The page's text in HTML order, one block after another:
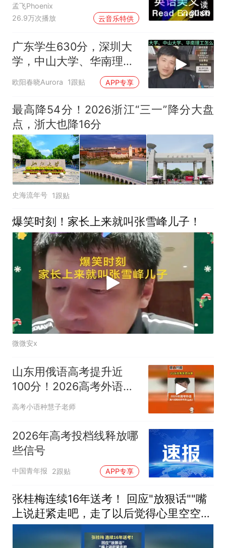
过
孟飞Phoenix
26.9万次播放
云音乐特供
00:00
广东学生630分，深圳大
学，中山大学、华南理工
怎么选！
欧阳春晓Aurora 1跟贴 APP专享
最高降54分！2026浙江“三一”降分大盘
点，浙大也降16分
史海流年号 1跟贴
爆笑时刻！家长上来就叫张雪峰儿子！
微微安x
山东用俄语高考提升近
100分！2026高考外语
121分学生有话说！
高考小语种慧子老师
2026年高考投档线释放哪
些信号
中国青年报 2跟贴 APP专享
张桂梅连续16年送考！ 回应"放狠话""嘴
上说赶紧走吧，走了以后觉得心里空空
的"